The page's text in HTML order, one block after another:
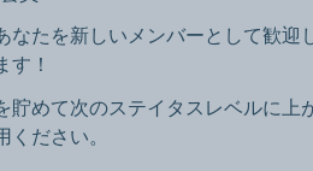
なたを新しいメンバーとして歓
す！
貯めて次のステイタスレベルに
ださい。